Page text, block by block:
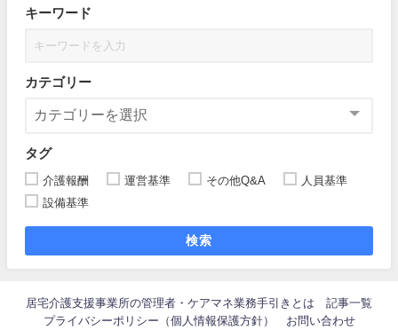
キーワード
カテゴリー
タグ
介護報酬 運営基準 その他Q&A
人員基準
設備基準
検索
居宅介護支援事業所の管理者・ケアマネ業務手引きとは
記事一覧
プライバシーポリシー（個人情報保護方針）
お問い合わせ